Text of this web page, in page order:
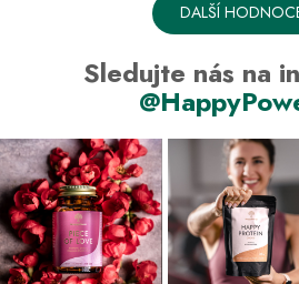
DALŠÍ
Sledujte nás na